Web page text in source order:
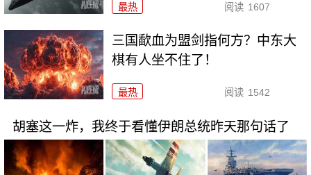
最热 阅读 1607
三国歃血为盟剑指何方？中东大
棋有人坐不住了！
最热 阅读 1542
胡塞这一炸，我终于看懂伊朗总统昨天那句话了